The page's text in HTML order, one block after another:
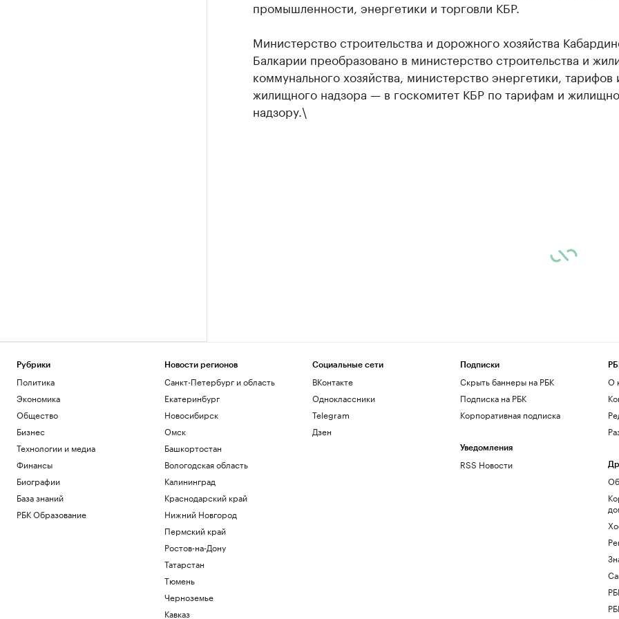
промышленности, энергетики и торговли КБР.
Министерство строительства и дорожного хозяйства
Балкарии преобразовано в министерство строительства и
коммунального хозяйства, министерство энергетики, тарифов
жилищного надзора — в госкомитет КБР по тарифам и
надзору.\
Рубрики
Политика
Экономика
Общество
Бизнес
Технологии и медиа
Финансы
Биографии
База знаний
РБК Образование
Новости регионов
Санкт-Петербург и область
Екатеринбург
Новосибирск
Омск
Башкортостан
Вологодская область
Калининград
Краснодарский край
Нижний Новгород
Пермский край
Ростов-на-Дону
Татарстан
Тюмень
Черноземье
Кавказ
Социальные сети
ВКонтакте
Одноклассники
Telegram
Дзен
Подписки
Скрыть баннеры на РБК
Подписка на РБК
Корпоративная подписка
Уведомления
RSS Новости
О